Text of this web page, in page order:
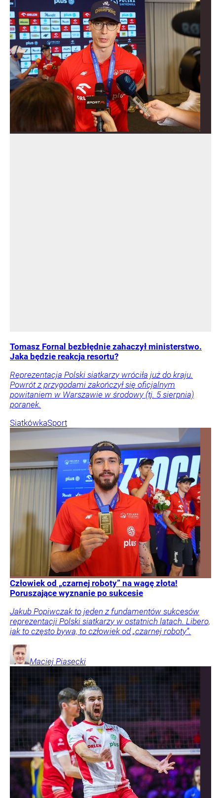
Tomasz Fornal bezbłędnie zahaczył ministerstwo.
Jaka będzie reakcja resortu?
Reprezentacja Polski siatkarzy wróciła już do kraju.
Powrót z przygodami zakończył się oficjalnym
powitaniem w Warszawie w środowy (tj. 5 sierpnia)
poranek.
SiatkówkaSport
Człowiek od „czarnej roboty” na wagę złota!
Poruszające wyznanie po sukcesie
Jakub Popiwczak to jeden z fundamentów sukcesów
reprezentacji Polski siatkarzy w ostatnich latach. Libero,
jak to często bywa, to człowiek od „czarnej roboty”.
Maciej Piasecki